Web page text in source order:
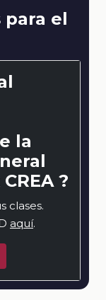
el
la
?
clases.
aquí.